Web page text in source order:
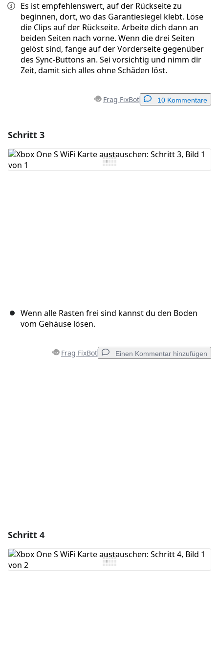
Es ist empfehlenswert, auf der Rückseite zu
beginnen, dort, wo das Garantiesiegel klebt. Löse
die Clips auf der Rückseite. Arbeite dich dann an
beiden Seiten nach vorne. Wenn die drei Seiten
gelöst sind, fange auf der Vorderseite gegenüber
des Sync-Buttons an. Sei vorsichtig und nimm dir
Zeit, damit sich alles ohne Schäden löst.
Frag FixBot 10 Kommentare
Kommentar hinzufügen
Schritt 3
Wenn alle Rasten frei sind kannst du den Boden
vom Gehäuse lösen.
Frag FixBot Einen Kommentar hinzufügen
Schritt 4